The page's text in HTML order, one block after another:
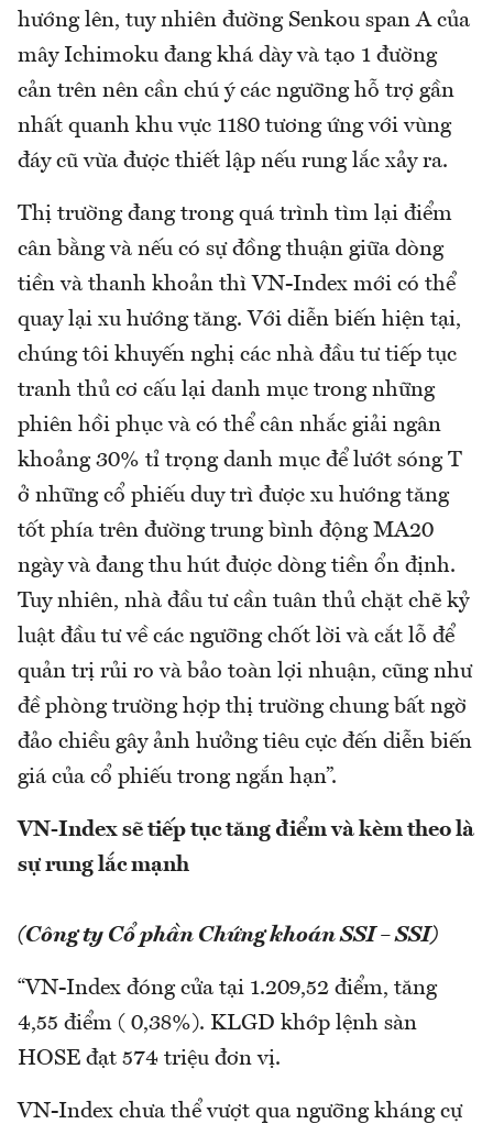
hướng lên, tuy nhiên đường Senkou span A của
mây Ichimoku đang khá dày và tạo 1 đường
cản trên nên cần chú ý các ngưỡng hỗ trợ gần
nhất quanh khu vực 1180 tương ứng với vùng
đáy cũ vừa được thiết lập nếu rung lắc xảy ra.
Thị trường đang trong quá trình tìm lại điểm
cân bằng và nếu có sự đồng thuận giữa dòng
tiền và thanh khoản thì VN-Index mới có thể
quay lại xu hướng tăng. Với diễn biến hiện tại,
chúng tôi khuyến nghị các nhà đầu tư tiếp tục
tranh thủ cơ cấu lại danh mục trong những
phiên hồi phục và có thể cân nhắc giải ngân
khoảng 30% tỉ trọng danh mục để lướt sóng T
ở những cổ phiếu duy trì được xu hướng tăng
tốt phía trên đường trung bình động MA20
ngày và đang thu hút được dòng tiền ổn định.
Tuy nhiên, nhà đầu tư cần tuân thủ chặt chẽ kỷ
luật đầu tư về các ngưỡng chốt lời và cắt lỗ để
quản trị rủi ro và bảo toàn lợi nhuận, cũng như
đề phòng trường hợp thị trường chung bất ngờ
đảo chiều gây ảnh hưởng tiêu cực đến diễn biến
giá của cổ phiếu trong ngắn hạn”.
VN-Index sẽ tiếp tục tăng điểm và kèm theo là
sự rung lắc mạnh
(Công ty Cổ phần Chứng khoán SSI – SSI)
“VN-Index đóng cửa tại 1.209,52 điểm, tăng
4,55 điểm ( 0,38%). KLGD khớp lệnh sàn
HOSE đạt 574 triệu đơn vị.
VN-Index chưa thể vượt qua ngưỡng kháng cự